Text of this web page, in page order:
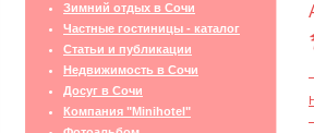
Зимний отдых в Сочи
Частные гостиницы - каталог
Статьи и публикации
Недвижимость в Сочи
Досуг в Сочи
Компания "Minihotel"